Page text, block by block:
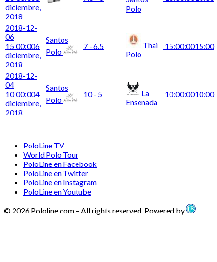
diciembre,
2018
Polo
2018-12-
06
15:00:006
diciembre,
2018
Santos
Polo
7 - 6.5
Thai
Polo
15:00:0015:00
2018-12-
04
10:00:004
diciembre,
2018
Santos
Polo
10 - 5
La
Ensenada
10:00:0010:00
PoloLine TV
World Polo Tour
PoloLine en Facebook
PoloLine en Twitter
PoloLine en Instagram
PoloLine en Youtube
© 2026 Pololine.com – All rights reserved. Powered by